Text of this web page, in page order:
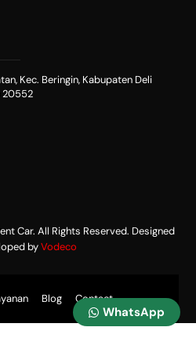
WhatsApp
Kec. Beringin, Kabupaten Deli
20552
Blog Contact
Car. All Rights Reserved. Designed
byVodeco